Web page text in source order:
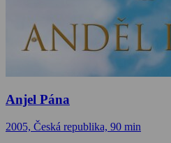
Anjel Pána
2005, Česká republika, 90 min